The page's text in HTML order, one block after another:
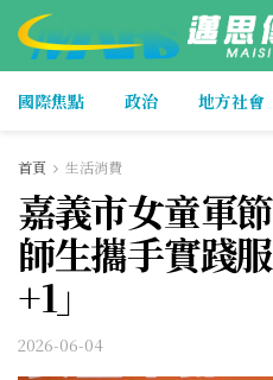
國際焦點 政治 地方社會
首頁 生活消費
嘉義市女童軍
師生攜手實踐
+1」
2026-06-04